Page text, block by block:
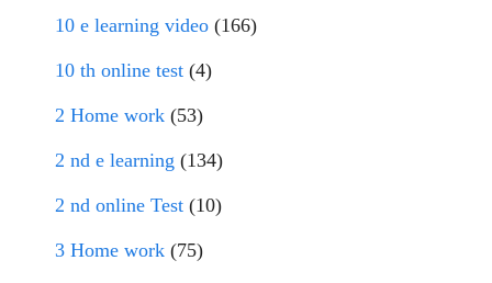
10 e learning video (166)
10 th online test (4)
2 Home work (53)
2 nd e learning (134)
2 nd online Test (10)
3 Home work (75)